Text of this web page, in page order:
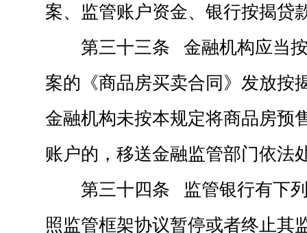
案、监管账户资金、银行按揭贷
第三十三条 金融机构应当
案的《商品房买卖合同》发放按
金融机构未按本规定将商品房预
账户的，移送金融监管部门依法
第三十四条 监管银行有下
照监管框架协议暂停或者终止其